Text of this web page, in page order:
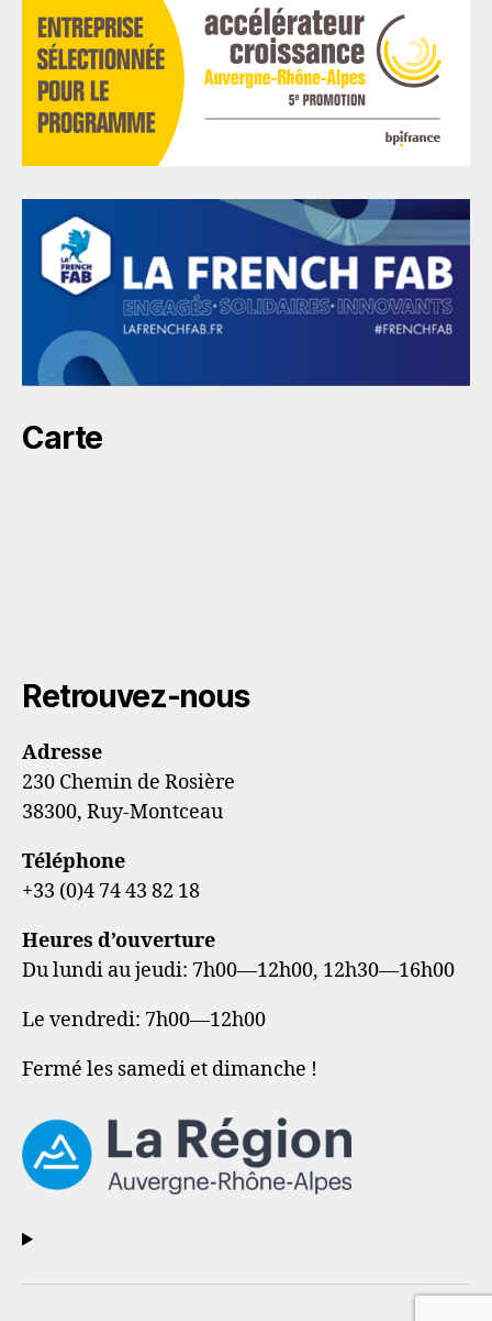
Carte
Retrouvez-nous
Adresse
230 Chemin de Rosière
38300, Ruy-Montceau
Téléphone
+33 (0)4 74 43 82 18
Heures d’ouverture
Du lundi au jeudi: 7h00—12h00, 12h30—16h00
Le vendredi: 7h00—12h00
Fermé les samedi et dimanche !